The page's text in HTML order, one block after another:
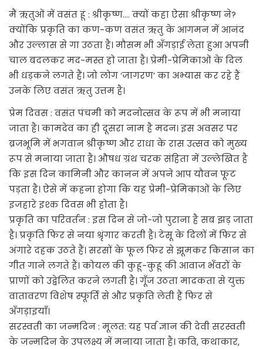
मैं ऋतुओं में वसंत हूं : श्रीकृष्ण…. क्यों कहा ऐसा श्रीकृष्ण ने?
क्योंकि प्रकृति का कण-कण वसंत ऋतु के आगमन में आनंद
और उल्लास से गा उठता है। मौसम भी अँगड़ाई लेता हुआ अपनी
चाल बदलकर मद-मस्त हो जाता है। प्रेमी-प्रेमिकाओं के दिल
भी धड़कने लगते हैं। जो लोग ‘जागरण’ का अभ्यास कर रहे हैं
उनके लिए वसंत ऋतु उत्तम है।
प्रेम दिवस : वसंत पंचमी को मदनोत्सव के रूप में भी मनाया
जाता है। कामदेव का ही दूसरा नाम है मदन। इस अवसर पर
ब्रजभूमि में भगवान श्रीकृष्ण और राधा के रास उत्सव को मुख्य
रूप से मनाया जाता है। औषध ग्रंथ चरक संहिता में उल्लेखित है
कि इस दिन कामिनी और कानन में अपने आप यौवन फूट
पड़ता है। ऐसे में कहना होगा कि यह प्रेमी-प्रेमिकाओं के लिए
इजहारे इश्क दिवस भी होता है।
प्रकृति का परिवर्तन : इस दिन से जो-जो पुराना है सब झड़ जाता
है। प्रकृति फिर से नया श्रृंगार करती है। टेसू के दिलों में फिर से
अंगारे दहक उठते हैं। सरसों के फूल फिर से झूमकर किसान का
गीत गाने लगते हैं। कोयल की कुहू-कुहू की आवाज भँवरों के
प्राणों को उद्वेलित करने लगती है। गूँज उठता मादकता से युक्त
वातावरण विशेष स्फूर्ति से और प्रकृति लेती हैं फिर से
अँगड़ाइयाँ।
सरस्वती का जन्मदिन : मूलत: यह पर्व ज्ञान की देवी सरस्वती
के जन्मदिन के उपलक्ष्य में मनाया जाता है। कवि, कथाकार,